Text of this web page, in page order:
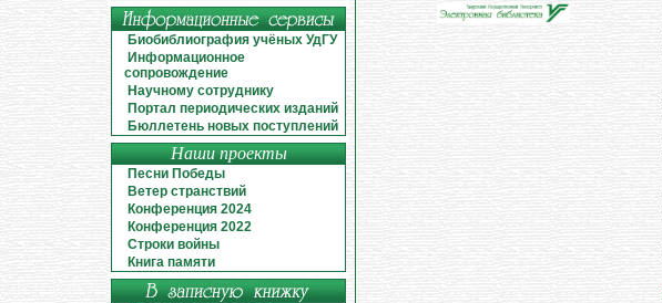
Биобиблиография учёных УдГУ
Информационное
сопровождение
Научному сотруднику
Портал периодических изданий
Бюллетень новых поступлений
Наши проекты
Песни Победы
Ветер странствий
Конференция 2024
Конференция 2022
Строки войны
Книга памяти